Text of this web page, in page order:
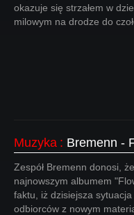
okazuje się strzałem w
milowym na drodze do
Muzyka : Bremenn -
Zespół Bremenn donosi,
najnowszym albumem
faktu, iż dzisiejsza
odbiorców z nowym